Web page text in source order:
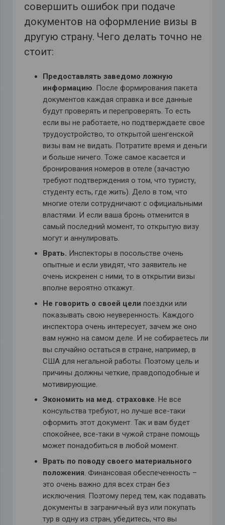
совершить ошибок при подаче
документов на оформление визы в
другую страну. Чего делать точно не
стоит:
Предоставлять заведомо ложную
информацию. После формирования пакета
документов каждая справка и все данные
будут проверять и перепроверять. То есть
если вы не работаете, но подтверждаете свое
трудоустройство, то открытой шенгенской
визы вам не видать. Потратите время и деньги
и больше ничего. Тоже самое касается и
бронирования номеров в отеле (зачастую
требуют подтверждения о том, что туристу,
студенту есть, где жить). Дело в том, что
многие отели сотрудничают с официальными
властями. И если ваша бронь отменится в
самый последний момент, то открытую визу
могут и аннулировать.
Врать. Инспекторы в посольстве очень
опытные и если увидят, что заявитель не
очень искренен с ними, то в открытии визы
вполне вероятно откажут.
Не говорить о своей цели поездки или
показывать свою неуверенность. Каждого
инспектора очень интересует, зачем же оно
вам нужно на самом деле. И не собираетесь ли
вы случайно остаться в стране, например, в
США для негальной работы. Поэтому цель и
причины должны четкие, правдоподобные и
мотивирующие.
Экономить на мед. страховке. Не все
консульства требуют, но лучше все-таки
оформить этот документ. Так и вам будет
спокойнее, все-таки в чужой стране помощь
может понадобиться в любой момент.
Врать по поводу своего материального
положения. Финансовая обеспеченность –
это очень важно для всех стран без
исключения. Поэтому перед тем, как подавать
документы в заграничный вуз или покупать
тур в одну из стран, убедитесь, что вы